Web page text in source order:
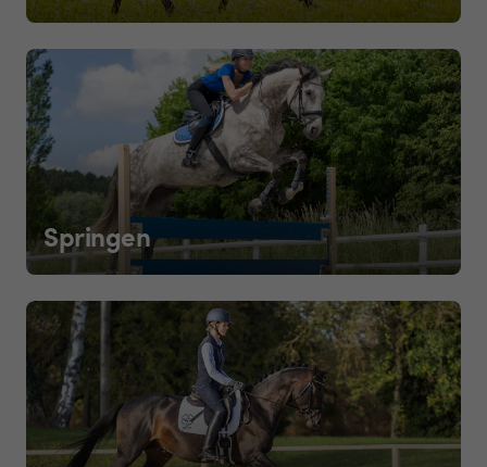
Springen